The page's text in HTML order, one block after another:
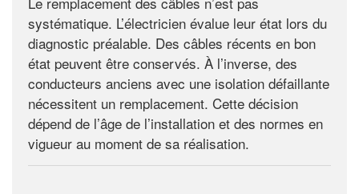
systématique. L’électricien évalue leur état lors du
diagnostic préalable. Des câbles récents en bon
état peuvent être conservés. À l’inverse, des
conducteurs anciens avec une isolation défaillante
nécessitent un remplacement. Cette décision
dépend de l’âge de l’installation et des normes en
vigueur au moment de sa réalisation.